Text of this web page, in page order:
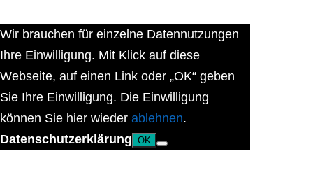
Wir brauchen für einzelne Datennutzungen
Ihre Einwilligung. Mit Klick auf diese
Webseite, auf einen Link oder „OK“ geben
Sie Ihre Einwilligung. Die Einwilligung
können Sie hier wieder ablehnen.
Datenschutzerklärung OK